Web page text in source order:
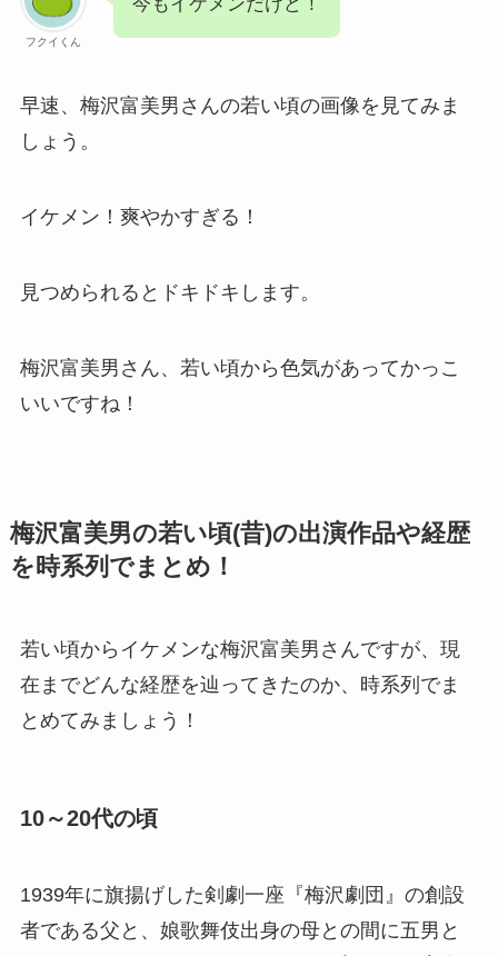
フクイくん
今もイケメンだけど！
早速、梅沢富美男さんの若い頃の画像を見てみま
しょう。
イケメン！爽やかすぎる！
見つめられるとドキドキします。
梅沢富美男さん、若い頃から色気があってかっこ
いいですね！
梅沢富美男の若い頃(昔)の出演作品や経歴
を時系列でまとめ！
若い頃からイケメンな梅沢富美男さんですが、現
在までどんな経歴を辿ってきたのか、時系列でま
とめてみましょう！
10～20代の頃
1939年に旗揚げした剣劇一座『梅沢劇団』の創設
者である父と、娘歌舞伎出身の母との間に五男と